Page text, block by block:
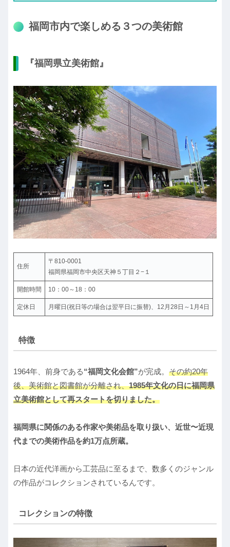
福岡市内で楽しめる３つの美術館
『福岡県立美術館』
住所
〒810-0001
福岡県福岡市中央区天神５丁目２−１
開館時間 10：00～18：00
定休日 月曜日(祝日等の場合は翌平日に振替)、12月28日～1月4日
特徴
1964年、前身である“福岡文化会館”が完成。 その約20年
後、美術館と図書館が分離され、1985年文化の日に福岡県
立美術館として再スタートを切りました。
福岡県に関係のある作家や美術品を取り扱い、近世〜近現
代までの美術作品を約1万点所蔵。
日本の近代洋画から工芸品に至るまで、数多くのジャンル
の作品がコレクションされているんです。
コレクションの特徴